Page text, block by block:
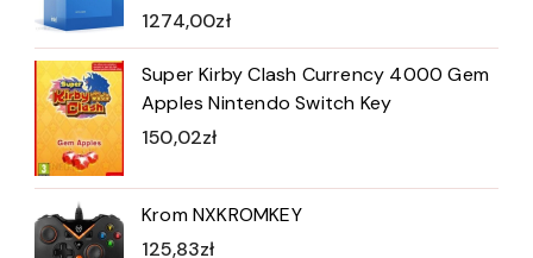
1274,00zł
Super Kirby Clash Currency 4000 Gem
Apples Nintendo Switch Key
150,02zł
Krom NXKROMKEY
125,83zł